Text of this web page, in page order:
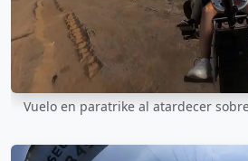
Vuelo en paratrike al atardecer